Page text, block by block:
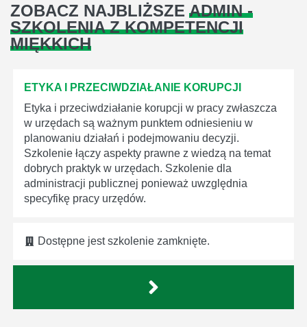
ZOBACZ NAJBLIŻSZE ADMIN -
SZKOLENIA Z KOMPETENCJI
MIĘKKICH
ETYKA I PRZECIWDZIAŁANIE KORUPCJI
Etyka i przeciwdziałanie korupcji w pracy zwłaszcza
w urzędach są ważnym punktem odniesieniu w
planowaniu działań i podejmowaniu decyzji.
Szkolenie łączy aspekty prawne z wiedzą na temat
dobrych praktyk w urzędach. Szkolenie dla
administracji publicznej ponieważ uwzględnia
specyfikę pracy urzędów.
Dostępne jest szkolenie zamknięte.